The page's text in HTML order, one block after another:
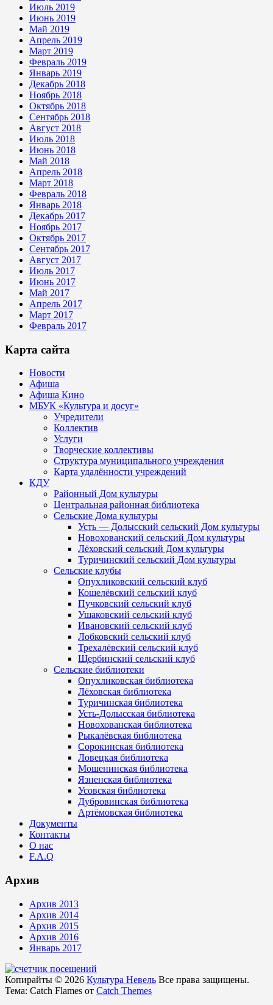
Июль 2019
Июнь 2019
Май 2019
Апрель 2019
Март 2019
Февраль 2019
Январь 2019
Декабрь 2018
Ноябрь 2018
Октябрь 2018
Сентябрь 2018
Август 2018
Июль 2018
Июнь 2018
Май 2018
Апрель 2018
Март 2018
Февраль 2018
Январь 2018
Декабрь 2017
Ноябрь 2017
Октябрь 2017
Сентябрь 2017
Август 2017
Июль 2017
Июнь 2017
Май 2017
Апрель 2017
Март 2017
Февраль 2017
Карта сайта
Новости
Афиша
Афиша Кино
МБУК «Культура и досуг»
Учредители
Коллектив
Услуги
Творческие коллективы
Структура муниципального учреждения
Карта удалённости учреждений
КДУ
Районный Дом культуры
Центральная районная библиотека
Сельские Дома культуры
Усть — Долысский сельский Дом культуры
Новохованский сельский Дом культуры
Лёховский сельский Дом культуры
Туричинский сельский Дом культуры
Сельские клубы
Опухликовский сельский клуб
Кошелёвский сельский клуб
Пучковский сельский клуб
Ушаковский сельский клуб
Ивановский сельский клуб
Лобковский сельский клуб
Трехалёвский сельский клуб
Щербинский сельский клуб
Сельские библиотеки
Опухликовская библиотека
Лёховская библиотека
Туричинская библиотека
Усть-Долысская библиотека
Новохованская библиотека
Рыкалёвская библиотека
Сорокинская библиотека
Ловецкая библиотека
Мошенинская библиотека
Язненская библиотека
Усовская библиотека
Дубровинская библиотека
Артёмовская библиотека
Документы
Контакты
О нас
F.A.Q
Архив
Архив 2013
Архив 2014
Архив 2015
Архив 2016
Январь 2017
Копирайты © 2026 Культура Невель Все права защищены.
Тема: Catch Flames от Catch Themes